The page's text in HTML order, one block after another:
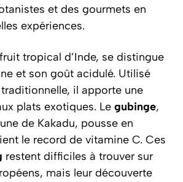
et des gourmets en
expériences.
tropical d’Inde, se distingue
et son goût acidulé. Utilisé
il apporte une
plats exotiques. Le gubinge,
de Kakadu, pousse en
le record de vitamine C. Ces
restent difficiles à trouver sur
mais leur découverte